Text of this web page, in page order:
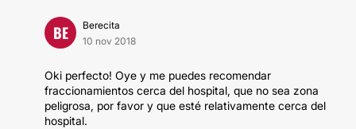
BE
Berecita
10 nov 2018
Oki perfecto! Oye y me puedes recomendar
fraccionamientos cerca del hospital, que no sea zona
peligrosa, por favor y que esté relativamente cerca del
hospital.